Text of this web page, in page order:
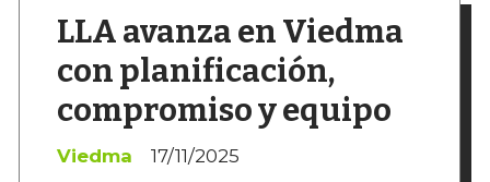
LLA avanza en Viedma
con planificación,
compromiso y equipo
Viedma 17/11/2025